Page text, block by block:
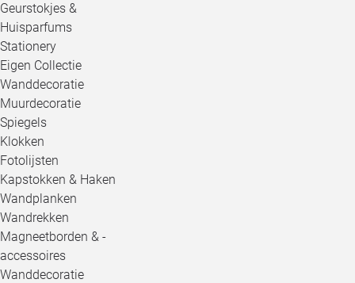
Geurstokjes &
Huisparfums
Stationery
Eigen Collectie
Wanddecoratie
Muurdecoratie
Spiegels
Klokken
Fotolijsten
Kapstokken & Haken
Wandplanken
Wandrekken
Magneetborden & -
accessoires
Wanddecoratie